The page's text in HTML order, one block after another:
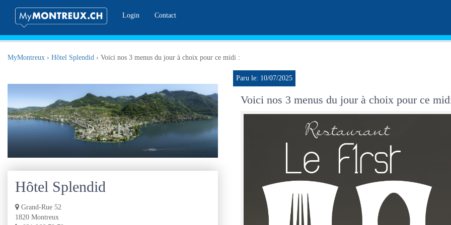
Login
Contact
MyMontreux › Hôtel Splendid › Voici nos 3 menus du jour à choix pour ce midi :
Hôtel Splendid
Grand-Rue 52
1820 Montreux
Paru le: 10/07/2025
Voici nos 3 menus du jour à choix pour ce